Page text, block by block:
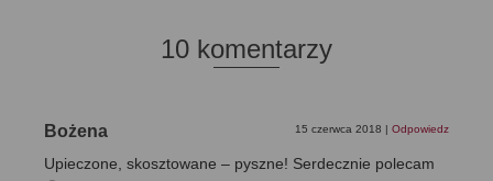
10 komentarzy
Bożena 15 czerwca 2018 | Odpowiedz
Upieczone, skosztowane – pyszne! Serdecznie polecam